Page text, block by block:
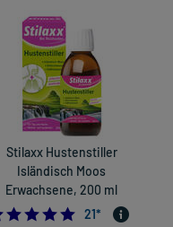
Stilaxx Hustenstiller
Isländisch Moos
Erwachsene, 200 ml
5.0
21*